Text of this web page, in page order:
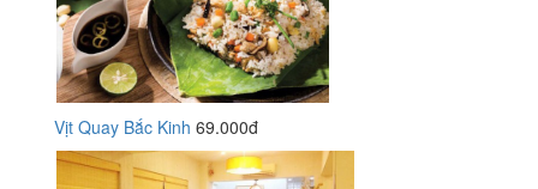
Vịt Quay Bắc Kinh 69.000đ